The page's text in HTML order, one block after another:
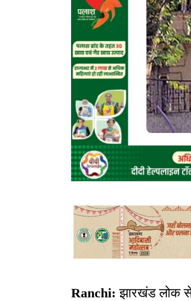
Ranchi:झारखंड लोक